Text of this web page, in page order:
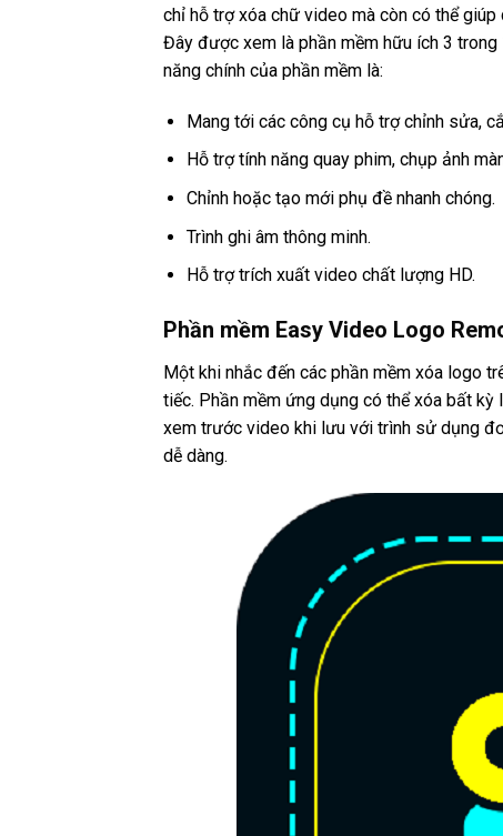
chỉ hỗ trợ xóa chữ video mà còn có thể giúp
Đây được xem là phần mềm hữu ích 3 trong
năng chính của phần mềm là:
Mang tới các công cụ hỗ trợ chỉnh sửa,
Hỗ trợ tính năng quay phim, chụp ảnh
Chỉnh hoặc tạo mới phụ đề nhanh chóng.
Trình ghi âm thông minh.
Hỗ trợ trích xuất video chất lượng HD.
Phần mềm Easy Video Logo
Một khi nhắc đến các phần mềm xóa logo
tiếc. Phần mềm ứng dụng có thể xóa bất
xem trước video khi lưu với trình sử dụng
dễ dàng.